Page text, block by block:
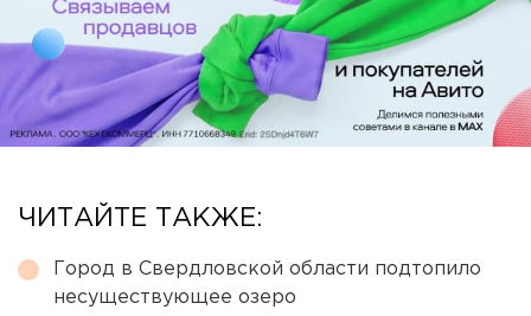
ЧИТАЙТЕ ТАКЖЕ:
Город в Свердловской области подтопило
несуществующее озеро